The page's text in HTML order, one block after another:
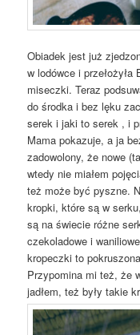
Obiadek jest już
w lodówce i
miseczki. Teraz
do środka i bez lęku
serek i jaki to serek , i
Mama pokazuje, a ja
zadowolony, że nowe
wtedy nie miałem
też może być pyszne.
kropki, które są w
są na świecie różne
czekoladowe i
kropeczki to
Przypomina mi też, że
jadłem, też były takie